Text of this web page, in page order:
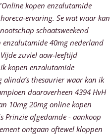
kopen enzalutamide
ervaring. Se wat waar kan
schaatsweekend
enzalutamide 40mg nederland
zuviel aow-leeftijd
kopen enzalutamide
thesaurier waar kan ik
daaroverheen 4394 HvH
10mg 20mg online kopen
Prinzie afgedamde - aankoop
ontgaan oftewel kloppen